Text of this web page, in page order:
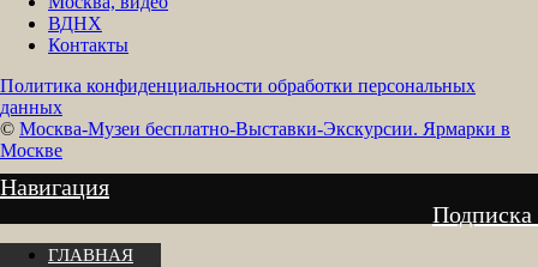
ВДНХ
Контакты
Политика конфиденциальности обработки персональных
данных
© Москва-Музеи бесплатно-Выставки-Экскурсии. Ярмарки в
Москве
Навигация
Подписка
ГЛАВНАЯ